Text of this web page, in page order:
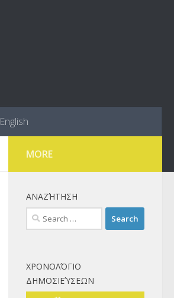
English
MORE
ΑΝΑΖΉΤΗΣΗ
Search
for:
ΧΡΟΝΟΛΌΓΙΟ
ΔΗΜΟΣΙΕΎΣΕΩΝ